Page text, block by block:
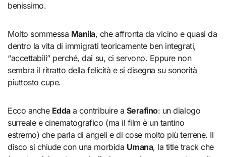
benissimo.
Molto sommessa Manila, che affronta da vicino e quasi da
dentro la vita di immigrati teoricamente ben integrati,
“accettabili” perché, dai su, ci servono. Eppure non
sembra il ritratto della felicità e si disegna su sonorità
piuttosto cupe.
Ecco anche Eddaa contribuire a Serafino: un dialogo
surreale e cinematografico (ma il film è un tantino
estremo) che parla di angeli e di cose molto più terrene. Il
disco si chiude con una morbida Umana, la title track che